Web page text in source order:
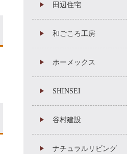
田辺住宅
和ごころ工房
ホーメックス
SHINSEI
谷村建設
ナチュラルリビング